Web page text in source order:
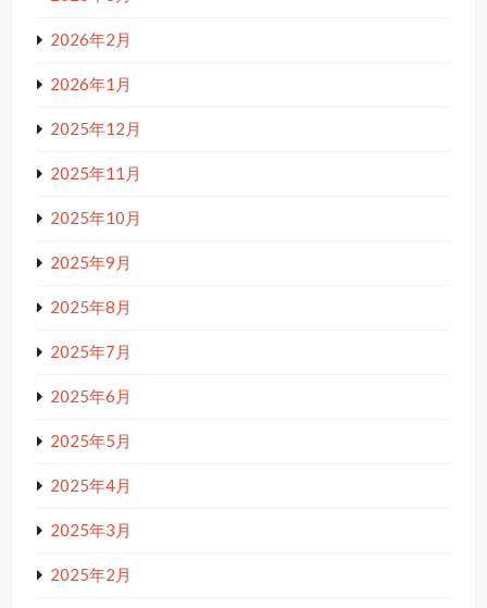
2026年2月
2026年1月
2025年12月
2025年11月
2025年10月
2025年9月
2025年8月
2025年7月
2025年6月
2025年5月
2025年4月
2025年3月
2025年2月